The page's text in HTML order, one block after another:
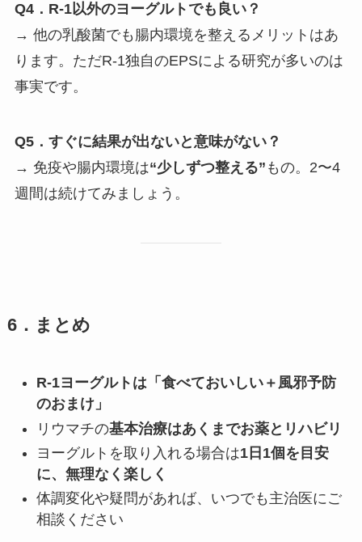
Q4．R-1以外のヨーグルトでも良い？
→ 他の乳酸菌でも腸内環境を整えるメリットはあ
ります。ただR-1独自のEPSによる研究が多いのは
事実です。
Q5．すぐに結果が出ないと意味がない？
→ 免疫や腸内環境は“少しずつ整える” もの。2〜4
週間は続けてみましょう。
6．まとめ
R-1ヨーグルトは「食べておいしい＋風邪予防
のおまけ」
リウマチの基本治療はあくまでお薬とリハビリ
ヨーグルトを取り入れる場合は1日1個を目安
に、無理なく楽しく
体調変化や疑問があれば、いつでも主治医にご
相談ください